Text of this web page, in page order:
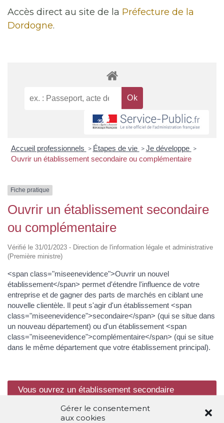
Gérer le consentement
aux cookies
Accès direct au site de la Préfecture de la
Dordogne.
Accueil professionnels > Étapes de vie > Je développe >
Ouvrir un établissement secondaire ou complémentaire
Fiche pratique
Ouvrir un établissement secondaire
ou complémentaire
Vérifié le 31/01/2023 - Direction de l'information légale et administrative
(Première ministre)
<span class="miseenevidence">Ouvrir un nouvel
établissement</span> permet d'étendre l'influence de votre
entreprise et de gagner des parts de marchés en ciblant une
nouvelle clientèle. Il peut s'agir d'un établissement <span
class="miseenevidence">secondaire</span> (qui se situe dans
un nouveau département) ou d'un établissement <span
class="miseenevidence">complémentaire</span> (qui se situe
dans le même département que votre établissement principal).
Vous ouvrez un établissement secondaire
Vous ouvrez un établissement complémentaire